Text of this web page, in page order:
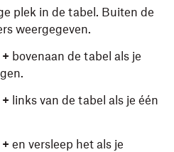
plek in de tabel. Buiten de
weergegeven.
+ bovenaan de tabel als je
+ links van de tabel als je één
+ en versleep het als je